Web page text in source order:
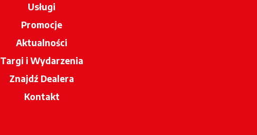
Usługi
Promocje
Aktualności
Targi i Wydarzenia
Znajdź Dealera
Kontakt